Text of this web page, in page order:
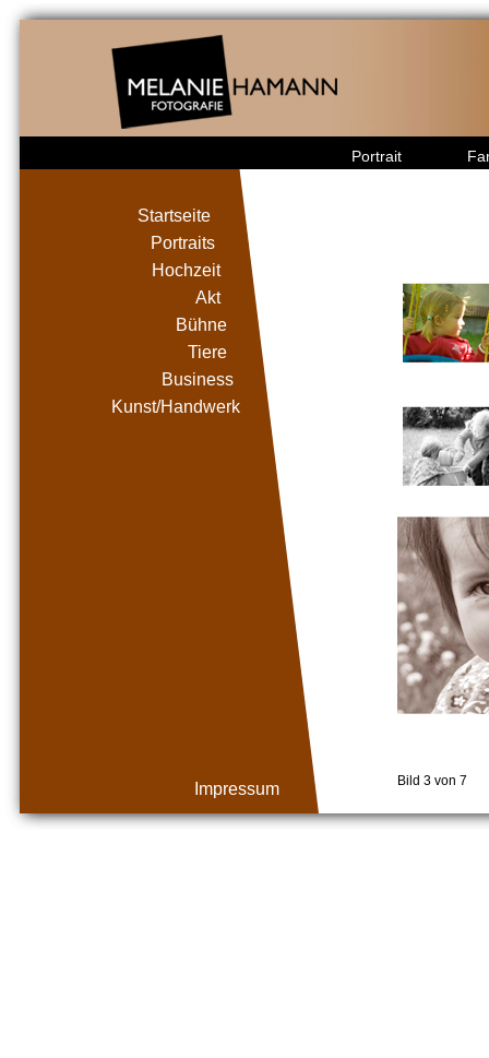
Portrait
Startseite
Portraits
Hochzeit
Akt
Bühne
Tiere
Business
Kunst/Handwerk
Impressum Bild 3 von 7